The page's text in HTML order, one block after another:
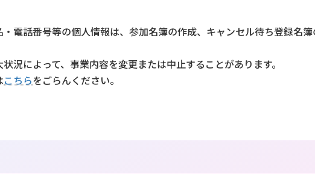
電話番号等の個人情報は、参加名簿の作成、キャンセル待ち登録名
況によって、事業内容を変更または中止することがあります。
こちらをごらんください。